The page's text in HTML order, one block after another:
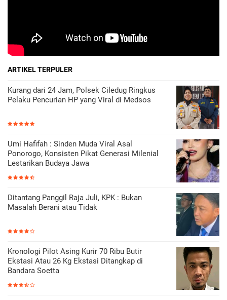
ARTIKEL TERPULER
Kurang dari 24 Jam, Polsek Ciledug Ringkus
Pelaku Pencurian HP yang Viral di Medsos
Umi Hafifah : Sinden Muda Viral Asal
Ponorogo, Konsisten Pikat Generasi Milenial
Lestarikan Budaya Jawa
Ditantang Panggil Raja Juli, KPK : Bukan
Masalah Berani atau Tidak
Kronologi Pilot Asing Kurir 70 Ribu Butir
Ekstasi Atau 26 Kg Ekstasi Ditangkap di
Bandara Soetta